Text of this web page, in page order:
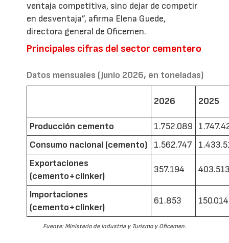
ventaja competitiva, sino dejar de competir
en desventaja”, afirma Elena Guede,
directora general de Oficemen.
Principales cifras del sector cementero
Datos mensuales (junio 2026, en toneladas)
2026 2025
Producción cemento 1.752.089
Consumo nacional (cemento)
1.562.747
Exportaciones
(cemento+clínker)
357.194
Importaciones
(cemento+clínker)
61.853 150.014
Fuente: Ministerio de Industria y Turismo y Oficemen.